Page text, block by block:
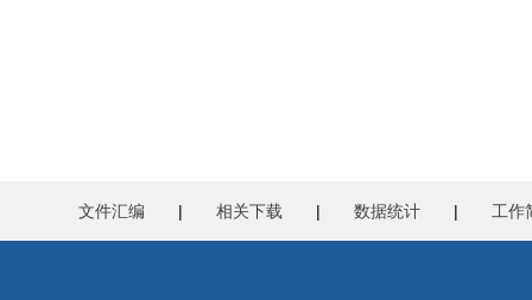
文件汇编 | 相关下载 | 数据统计 | 工作